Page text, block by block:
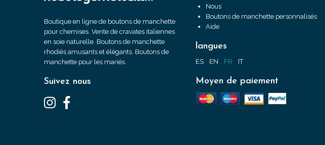
Boutique en ligne de boutons de manchette
pour chemises. Vente de cravates italiennes
en soie naturelle. Boutons de manchette
rhodiés amusants et élégants. Boutons de
manchette pour les mariés.
Suivez nous
Nous
Boutons de manchette personnalisés
Aide
langues
ES EN FR IT
Moyen de paiement